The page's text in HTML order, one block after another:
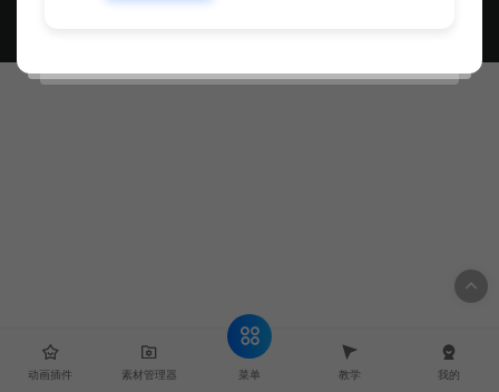
动画插件 素材管理器 菜单 教学 我的